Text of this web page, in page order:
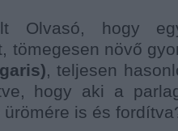
Olvasó, hogy
tömegesen növő
, teljesen
hogy aki a
is és